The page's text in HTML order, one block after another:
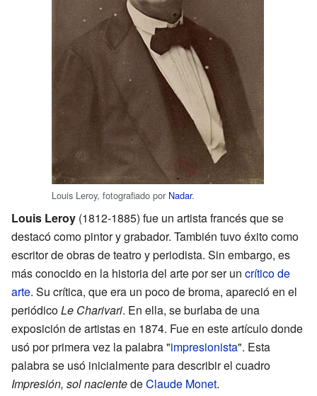
Louis Leroy, fotografiado por Nadar.
Louis Leroy (1812-1885) fue un artista francés que se
destacó como pintor y grabador. También tuvo éxito como
escritor de obras de teatro y periodista. Sin embargo, es
más conocido en la historia del arte por ser un crítico de
arte. Su crítica, que era un poco de broma, apareció en el
periódicoLe Charivari. En ella, se burlaba de una
exposición de artistas en 1874. Fue en este artículo donde
usó por primera vez la palabra "impresionista". Esta
palabra se usó inicialmente para describir el cuadro
Impresión, sol nacientedeClaude Monet.